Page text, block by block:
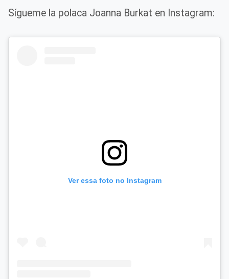
Sígueme la polaca Joanna Burkat en Instagram:
Ver essa foto no Instagram